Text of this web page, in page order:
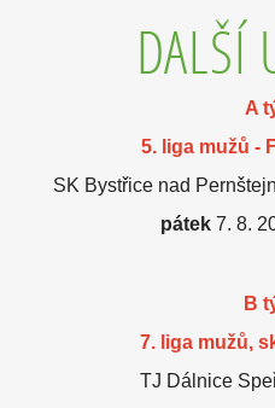
DALŠÍ
A
5. liga mužů -
SK Bystřice nad
pátek 7. 8.
B
7. liga mužů,
TJ Dálnice